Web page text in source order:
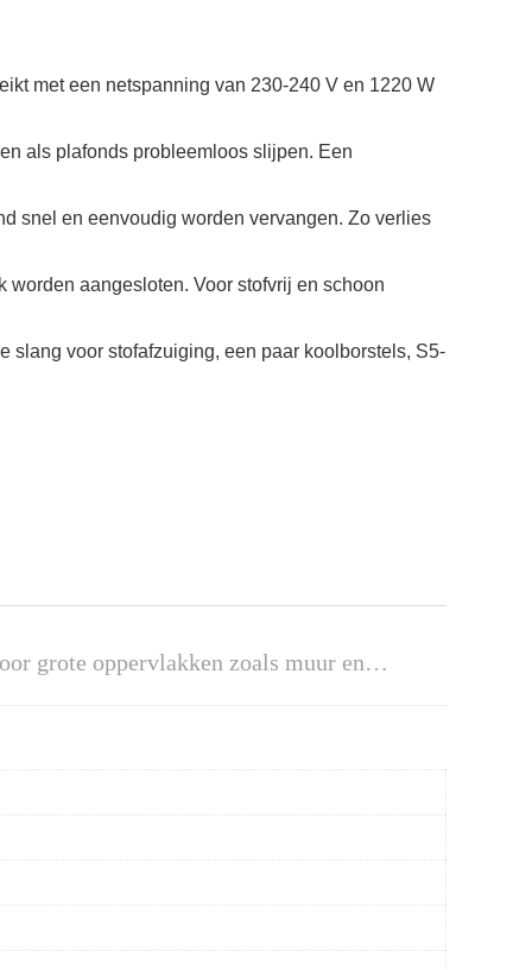
met een netspanning van 230-240 V en 1220 W
als plafonds probleemloos slijpen. Een
snel en eenvoudig worden vervangen. Zo verlies
worden aangesloten. Voor stofvrij en schoon
slang voor stofafzuiging, een paar koolborstels, S5-
grote oppervlakken zoals muur en…